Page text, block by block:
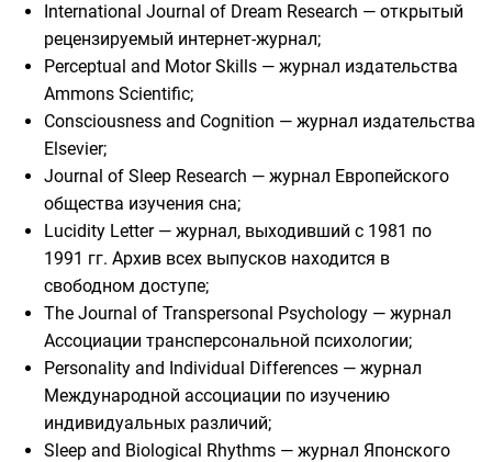
International Journal of Dream Research — открытый
рецензируемый интернет-журнал;
Perceptual and Motor Skills — журнал издательства
Ammons Scientific;
Consciousness and Cognition — журнал издательства
Elsevier;
Journal of Sleep Research — журнал Европейского
общества изучения сна;
Lucidity Letter — журнал, выходивший с 1981 по
1991 гг. Архив всех выпусков находится в
свободном доступе;
The Journal of Transpersonal Psychology — журнал
Ассоциации трансперсональной психологии;
Personality and Individual Differences — журнал
Международной ассоциации по изучению
индивидуальных различий;
Sleep and Biological Rhythms — журнал Японского